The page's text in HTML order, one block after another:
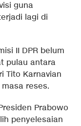
guna
lagi di
II DPR belum
pulau antara
Tito Karnavian
reses.
Prabowo
penyelesaian